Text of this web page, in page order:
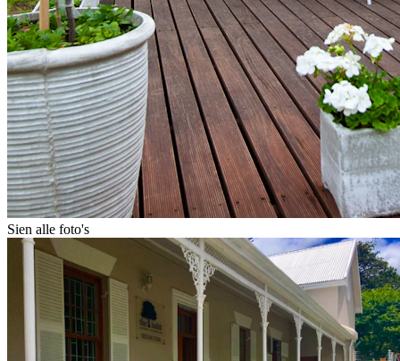
Sien alle foto's